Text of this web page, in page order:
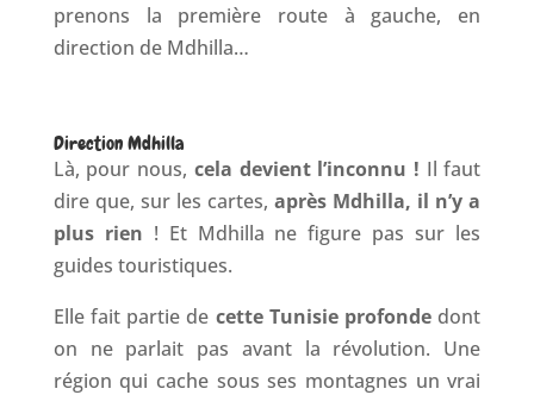
prenons la première route à gauche, en
direction de Mdhilla…
Direction Mdhilla
Là, pour nous, cela devient l’inconnu ! Il faut
dire que, sur les cartes,après Mdhilla, il n’y a
plus rien ! Et Mdhilla ne figure pas sur les
guides touristiques.
Elle fait partie de cette Tunisie profonde dont
on ne parlait pas avant la révolution. Une
région qui cache sous ses montagnes un vrai